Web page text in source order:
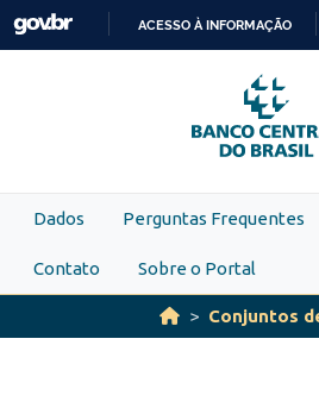
Skip to main content
PARA
O
ACESSO À INFORMAÇÃO
Dados Perguntas Frequentes
Contato Sobre o Portal
Conjuntos